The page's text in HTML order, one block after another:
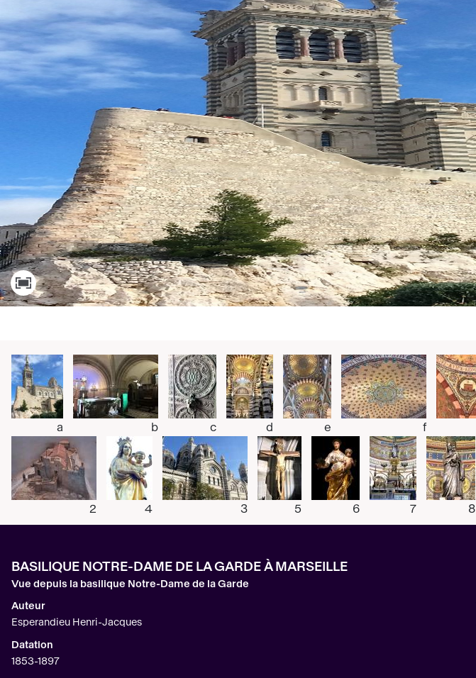
a b c d e f
2 4 3 5 6 7 8
BASILIQUE NOTRE-DAME DE LA GARDE À MARSEILLE
Vue depuis la basilique Notre-Dame de la Garde
Auteur
Esperandieu Henri-Jacques
Datation
1853-1897